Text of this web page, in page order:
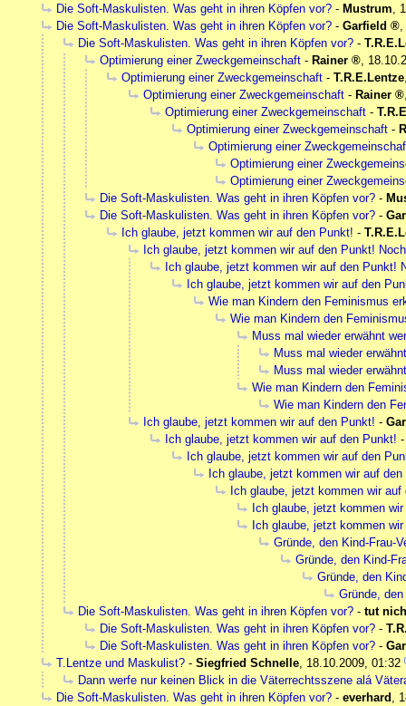
Die Soft-Maskulisten. Was geht in ihren Köpfen vor? - Mustrum
Die Soft-Maskulisten. Was geht in ihren Köpfen vor? - Garfield
Die Soft-Maskulisten. Was geht in ihren Köpfen vor? -
Optimierung einer Zweckgemeinschaft - Rainer
Optimierung einer Zweckgemeinschaft - T.R.E.Lentze
Optimierung einer Zweckgemeinschaft - Rainer
Optimierung einer Zweckgemeinschaft -
Optimierung einer Zweckgemeinschaft -
Optimierung einer
Optimierung einer
Optimierung einer
Die Soft-Maskulisten. Was geht in ihren Köpfen vor? -
Die Soft-Maskulisten. Was geht in ihren Köpfen vor? -
Ich glaube, jetzt kommen wir auf den Punkt! -
Ich glaube, jetzt kommen wir auf den Punkt!
Ich glaube, jetzt kommen wir auf den Punkt!
Ich glaube, jetzt kommen wir auf den
Wie man Kindern den Feminismus
Wie man Kindern den
Muss mal wieder erwähnt
Muss mal wieder
Muss mal wieder
Wie man Kindern den
Wie man Kindern den
Ich glaube, jetzt kommen wir auf den Punkt! -
Ich glaube, jetzt kommen wir auf den Punkt!
Ich glaube, jetzt kommen wir auf den
Ich glaube, jetzt kommen wir auf
Ich glaube, jetzt kommen wir auf
Ich glaube, jetzt kommen
Ich glaube, jetzt kommen
Gründe, den Kind-Frau-
Gründe, den Kind-
Gründe, den
Gründe,
Die Soft-Maskulisten. Was geht in ihren Köpfen vor? - tut
Die Soft-Maskulisten. Was geht in ihren Köpfen vor? -
Die Soft-Maskulisten. Was geht in ihren Köpfen vor? -
T.Lentze und Maskulist? - Siegfried Schnelle 18.10.2009, 01:32
Dann werfe nur keinen Blick in die Väterrechtsszene alá
Die Soft-Maskulisten. Was geht in ihren Köpfen vor? - everhard